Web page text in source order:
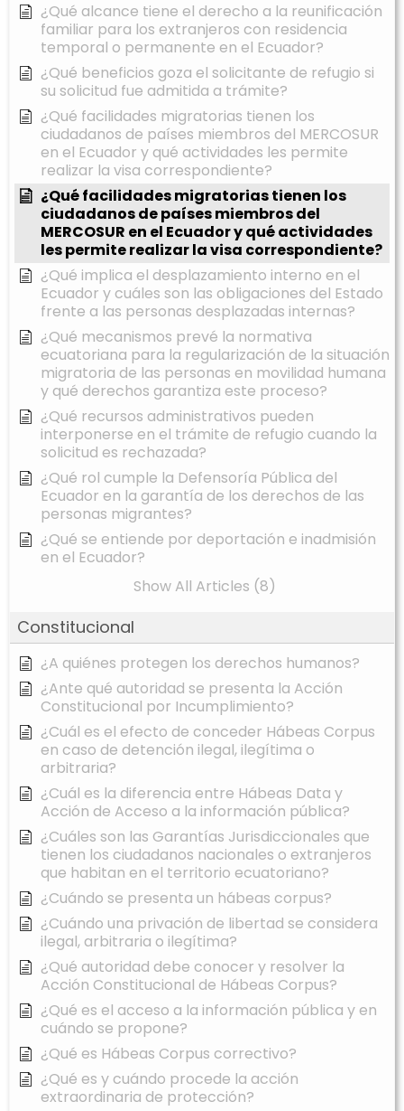
¿Qué alcance tiene el derecho a la reunificación
familiar para los extranjeros con residencia
temporal o permanente en el Ecuador?
¿Qué beneficios goza el solicitante de refugio si
su solicitud fue admitida a trámite?
¿Qué facilidades migratorias tienen los
ciudadanos de países miembros del MERCOSUR
en el Ecuador y qué actividades les permite
realizar la visa correspondiente?
¿Qué facilidades migratorias tienen los
ciudadanos de países miembros del
MERCOSUR en el Ecuador y qué actividades
les permite realizar la visa correspondiente?
¿Qué implica el desplazamiento interno en el
Ecuador y cuáles son las obligaciones del Estado
frente a las personas desplazadas internas?
¿Qué mecanismos prevé la normativa
ecuatoriana para la regularización de la situación
migratoria de las personas en movilidad humana
y qué derechos garantiza este proceso?
¿Qué recursos administrativos pueden
interponerse en el trámite de refugio cuando la
solicitud es rechazada?
¿Qué rol cumple la Defensoría Pública del
Ecuador en la garantía de los derechos de las
personas migrantes?
¿Qué se entiende por deportación e inadmisión
en el Ecuador?
Show All Articles (8)
Constitucional
¿A quiénes protegen los derechos humanos?
¿Ante qué autoridad se presenta la Acción
Constitucional por Incumplimiento?
¿Cuál es el efecto de conceder Hábeas Corpus
en caso de detención ilegal, ilegítima o
arbitraria?
¿Cuál es la diferencia entre Hábeas Data y
Acción de Acceso a la información pública?
¿Cuáles son las Garantías Jurisdiccionales que
tienen los ciudadanos nacionales o extranjeros
que habitan en el territorio ecuatoriano?
¿Cuándo se presenta un hábeas corpus?
¿Cuándo una privación de libertad se considera
ilegal, arbitraria o ilegítima?
¿Qué autoridad debe conocer y resolver la
Acción Constitucional de Hábeas Corpus?
¿Qué es el acceso a la información pública y en
cuándo se propone?
¿Qué es Hábeas Corpus correctivo?
¿Qué es y cuándo procede la acción
extraordinaria de protección?